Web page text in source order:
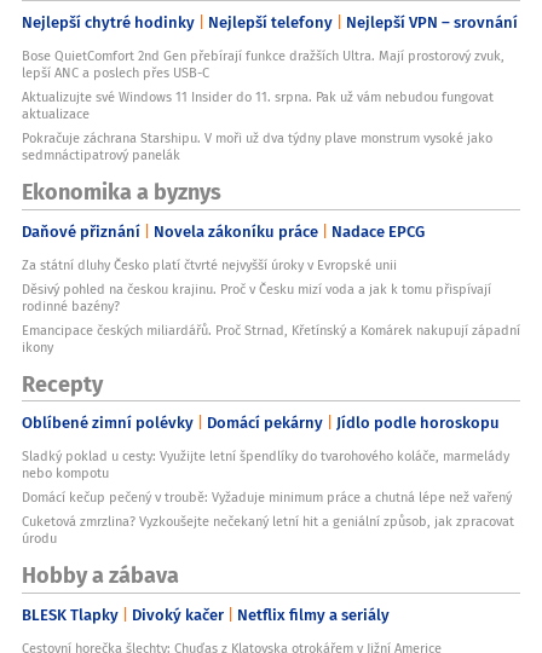
Nejlepší chytré hodinky Nejlepší telefony Nejlepší VPN – srovnání
Bose QuietComfort 2nd Gen přebírají funkce dražších Ultra. Mají prostorový zvuk,
lepší ANC a poslech přes USB-C
Aktualizujte své Windows 11 Insider do 11. srpna. Pak už vám nebudou fungovat
aktualizace
Pokračuje záchrana Starshipu. V moři už dva týdny plave monstrum vysoké jako
sedmnáctipatrový panelák
Ekonomika a byznys
Daňové přiznání Novela zákoníku práce Nadace EPCG
Za státní dluhy Česko platí čtvrté nejvyšší úroky v Evropské unii
Děsivý pohled na českou krajinu. Proč v Česku mizí voda a jak k tomu přispívají
rodinné bazény?
Emancipace českých miliardářů. Proč Strnad, Křetínský a Komárek nakupují západní
ikony
Recepty
Oblíbené zimní polévky Domácí pekárny Jídlo podle horoskopu
Sladký poklad u cesty: Využijte letní špendlíky do tvarohového koláče, marmelády
nebo kompotu
Domácí kečup pečený v troubě: Vyžaduje minimum práce a chutná lépe než vařený
Cuketová zmrzlina? Vyzkoušejte nečekaný letní hit a geniální způsob, jak zpracovat
úrodu
Hobby a zábava
BLESK Tlapky Divoký kačer Netflix filmy a seriály
Cestovní horečka šlechty: Chuďas z Klatovska otrokářem v Jižní Americe